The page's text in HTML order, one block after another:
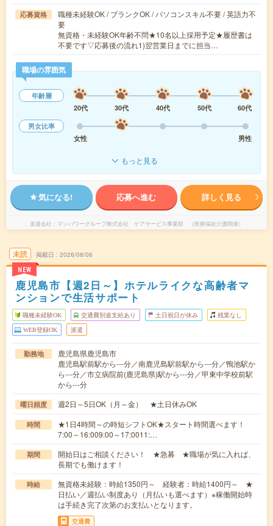
応募資格
職種未経験OK / ブランクOK / パソコンスキル不要 / 英語力不
要
無資格・未経験OK年齢不問★10名以上採用予定★履歴書は
不要です▽応募後の流れ1)翌営業日までに担当…
職場の雰囲気
年齢層
20代
30代 40代 50代
60代
男女比率
女性
男性
もっと見る
気になる! 応募へ進む 詳しく見る
派遣会社 マンパワーグループ株式会社 ケアサービス事業部 （医療福祉介護関連）
未読
NEW
掲載日 2026/08/06
鹿児島市【週2日～】ホテルライクな高齢者マ
ンションで生活サポート
職種未経験OK 交通費別途支給あり 土日祝日が休み 残業なし
WEB登録OK 派遣
勤務地
鹿児島県鹿児島市
鹿児島駅前駅から---分／南鹿児島駅前駅から---分／鴨池駅か
ら---分／市立病院前(鹿児島県)駅から---分／甲東中学校前駅
から---分
曜日頻度 週2日～5日OK（月～金） ★土日休みOK
時間
★1日4時間～の時短シフトOK★スタート時間選べます！
7:00～16:009:00～17:0011:…
期間
開始日はご相談ください！ ★急募 ★職場が気に入れば、
長期でも働けます！
時給
無資格未経験：時給1350円～ 経験者：時給1400円～ ★
日払い／週払い制度あり（月払いも選べます）※稼働開始時
は手続き完了次第のお支払いとなります。
交通費